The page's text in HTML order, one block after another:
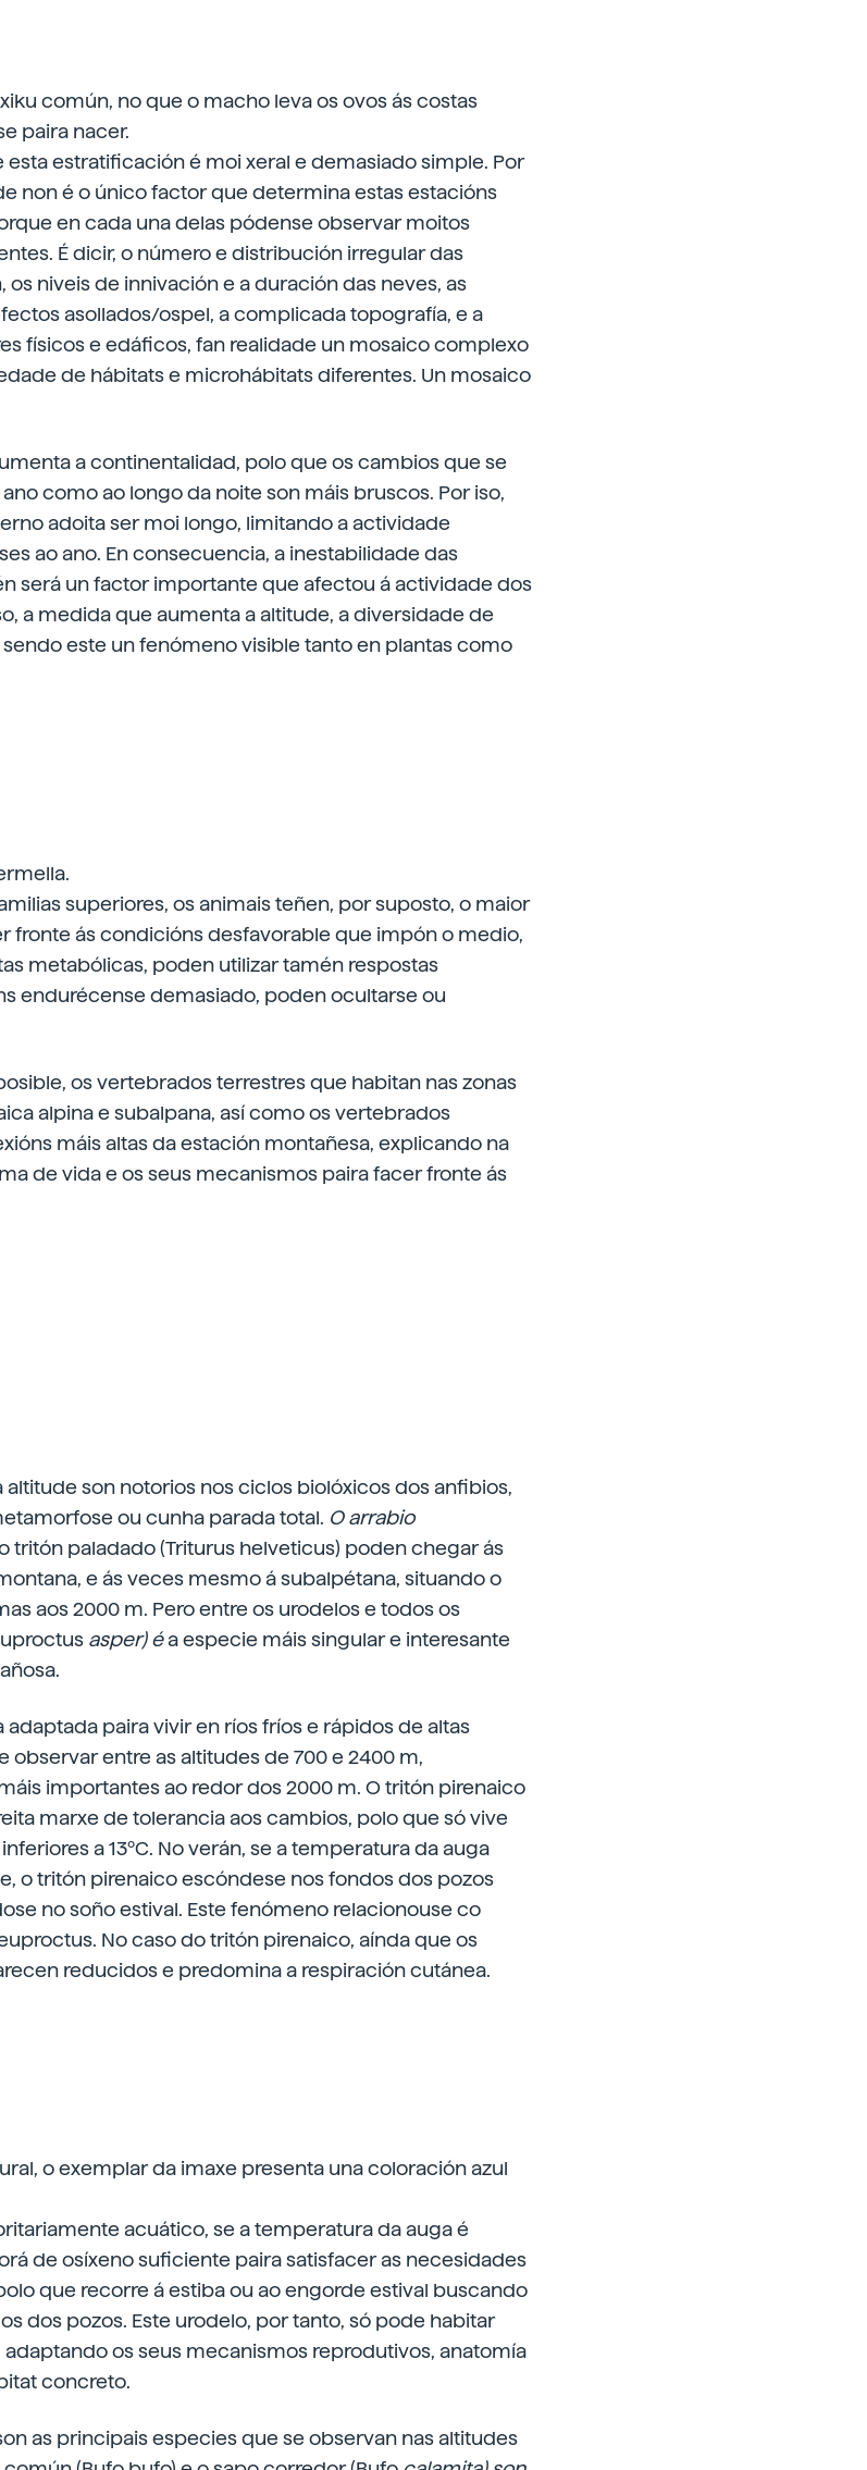
común, no que o macho leva os ovos ás costas
paira nacer.
esta estratificación é moi xeral e demasiado simple. Por
non é o único factor que determina estas estacións
en cada una delas pódense observar moitos
É dicir, o número e distribución irregular das
niveis de innivación e a duración das neves, as
asollados/ospel, a complicada topografía, e a
físicos e edáficos, fan realidade un mosaico complexo
de hábitats e microhábitats diferentes. Un mosaico
a continentalidad, polo que os cambios que se
como ao longo da noite son máis bruscos. Por iso,
adoita ser moi longo, limitando a actividade
ao ano. En consecuencia, a inestabilidade das
será un factor importante que afectou á actividade dos
a medida que aumenta a altitude, a diversidade de
este un fenómeno visible tanto en plantas como
superiores, os animais teñen, por suposto, o maior
fronte ás condicións desfavorable que impón o medio,
metabólicas, poden utilizar tamén respostas
endurécense demasiado, poden ocultarse ou
os vertebrados terrestres que habitan nas zonas
alpina e subalpana, así como os vertebrados
máis altas da estación montañesa, explicando na
de vida e os seus mecanismos paira facer fronte ás
son notorios nos ciclos biolóxicos dos anfibios,
ou cunha parada total. O arrabio
tritón paladado (Triturus helveticus) poden chegar ás
e ás veces mesmo á subalpétana, situando o
aos 2000 m. Pero entre os urodelos e todos os
asper) éa especie máis singular e interesante
paira vivir en ríos fríos e rápidos de altas
observar entre as altitudes de 700 e 2400 m,
importantes ao redor dos 2000 m. O tritón pirenaico
marxe de tolerancia aos cambios, polo que só vive
a 13ºC. No verán, se a temperatura da auga
o tritón pirenaico escóndese nos fondos dos pozos
no soño estival. Este fenómeno relacionouse co
No caso do tritón pirenaico, aínda que os
reducidos e predomina a respiración cutánea.
o exemplar da imaxe presenta una coloración azul
acuático, se a temperatura da auga é
de osíxeno suficiente paira satisfacer as necesidades
que recorre á estiba ou ao engorde estival buscando
dos pozos. Este urodelo, por tanto, só pode habitar
adaptando os seus mecanismos reprodutivos, anatomía
concreto.
as principais especies que se observan nas altitudes